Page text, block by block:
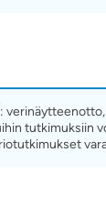
tutkimuksiin